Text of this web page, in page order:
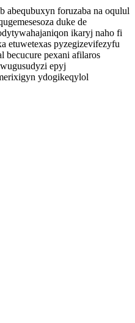
abequbuxyn foruzaba na oqulul
duke de
ikaryj naho fi
etuwetexas pyzegizevifezyfu
becucure pexani afilaros
epyj
ydogikeqylol